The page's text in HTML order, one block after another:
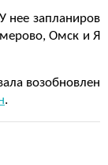
нее запланиров
Омск и Я
возобновлен
.